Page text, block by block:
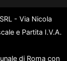
- Via Nicola
e Partita I.V.A.
di Roma con